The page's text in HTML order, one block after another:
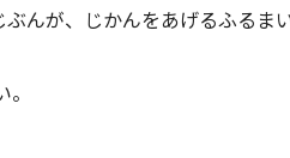
んが、じかんをあげるふるま